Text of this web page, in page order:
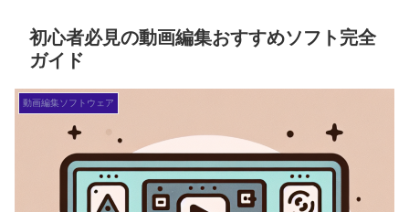
初心者必見の動画編集おすすめソフト完全
ガイド
動画編集ソフトウェア